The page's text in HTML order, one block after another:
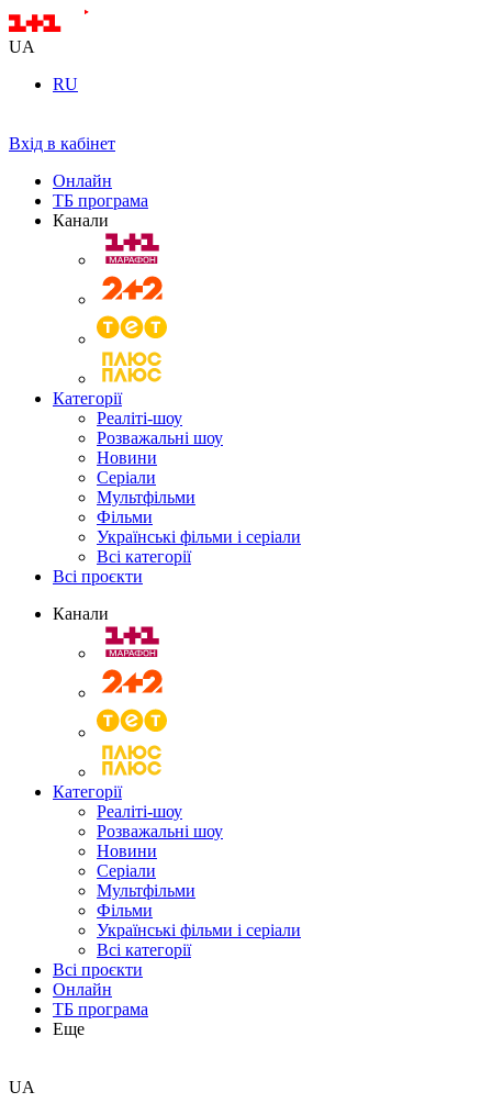
UA
RU
Вхід в кабінет
Онлайн
ТБ програма
Канали
Категорії
Реаліті-шоу
Розважальні шоу
Новини
Серіали
Мультфільми
Фільми
Українські фільми і серіали
Всі категорії
Всі проєкти
Канали
Категорії
Реаліті-шоу
Розважальні шоу
Новини
Серіали
Мультфільми
Фільми
Українські фільми і серіали
Всі категорії
Всі проєкти
Онлайн
ТБ програма
Еще
UA